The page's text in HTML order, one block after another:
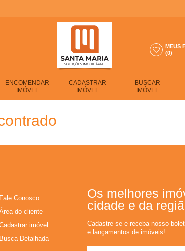
MEUS
(0)
ENCOMENDAR
IMÓVEL
CADASTRAR
IMÓVEL
BUSCAR
IMÓVEL
Fale Conosco
Área do cliente
Cadastrar imóvel
Busca Detalhada
Os melhores
cidade e da
Cadastre-se e receba nosso
e lançamentos de imóveis!